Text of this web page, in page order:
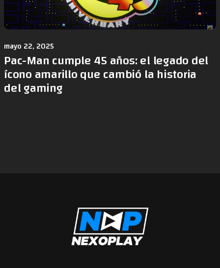
mayo 22, 2025
Pac-Man cumple 45 años: el legado del
ícono amarillo que cambió la historia
del gaming